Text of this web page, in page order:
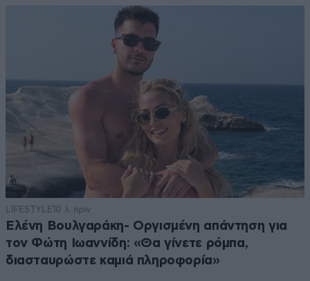
LIFESTYLE10 λ. πριν
Ελένη Βουλγαράκη- Οργισμένη απάντηση για
τον Φώτη Ιωαννίδη: «Θα γίνετε ρόμπα,
διασταυρώστε καμιά πληροφορία»